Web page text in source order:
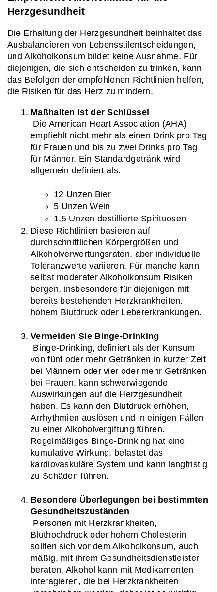
Herzgesundheit
Die Erhaltung der Herzgesundheit beinhaltet das
Ausbalancieren von Lebensstilentscheidungen,
und Alkoholkonsum bildet keine Ausnahme. Für
diejenigen, die sich entscheiden zu trinken, kann
das Befolgen der empfohlenen Richtlinien helfen,
die Risiken für das Herz zu mindern.
Maßhalten ist der Schlüssel
empfiehlt nicht mehr als einen Drink pro Tag
für Frauen und bis zu zwei Drinks pro Tag
für Männer. Ein Standardgetränk wird
allgemein definiert als:
12 Unzen Bier
5 Unzen Wein
1,5 Unzen destillierte Spirituosen
Diese Richtlinien basieren auf
durchschnittlichen Körpergrößen und
Alkoholverwertungsraten, aber individuelle
Toleranzwerte variieren. Für manche kann
selbst moderater Alkoholkonsum Risiken
bergen, insbesondere für diejenigen mit
bereits bestehenden Herzkrankheiten,
hohem Blutdruck oder Lebererkrankungen.
Vermeiden Sie Binge-Drinking
von fünf oder mehr Getränken in kurzer Zeit
bei Männern oder vier oder mehr Getränken
bei Frauen, kann schwerwiegende
Auswirkungen auf die Herzgesundheit
haben. Es kann den Blutdruck erhöhen,
Arrhythmien auslösen und in einigen Fällen
zu einer Alkoholvergiftung führen.
Regelmäßiges Binge-Drinking hat eine
kumulative Wirkung, belastet das
kardiovaskuläre System und kann langfristig
zu Schäden führen.
Besondere Überlegungen bei bestimmten
Gesundheitszuständen
Bluthochdruck oder hohem Cholesterin
sollten sich vor dem Alkoholkonsum, auch
mäßig, mit ihrem Gesundheitsdienstleister
beraten. Alkohol kann mit Medikamenten
interagieren, die bei Herzkrankheiten